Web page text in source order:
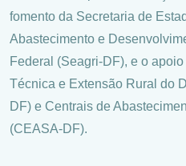
fomento da Secretaria de
Abastecimento e
Federal (Seagri-DF), e o
Técnica e Extensão Rural do
DF) e Centrais de
(CEASA-DF).